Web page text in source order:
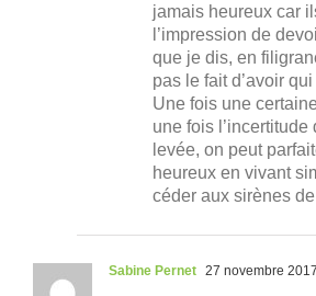
jamais heureux car
l’impression de
que je dis, en
pas le fait d’avoir
Une fois une
une fois l’incertitude
levée, on peut
heureux en vivant
céder aux sirènes
Sabine Pernet 27 novembre